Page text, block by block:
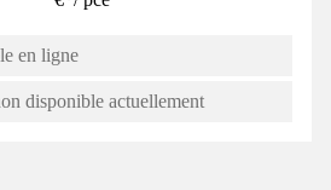
en ligne
disponible actuellement